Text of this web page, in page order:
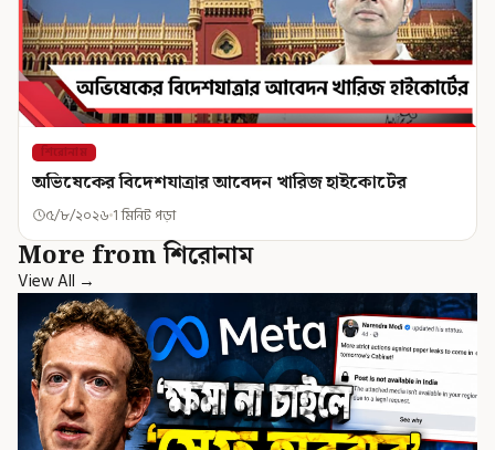
শিরোনাম
অভিষেকের বিদেশযাত্রার আবেদন খারিজ হাইকোর্টের
৫/৮/২০২৬ 1 মিনিট পড়া
More from শিরোনাম
View All →